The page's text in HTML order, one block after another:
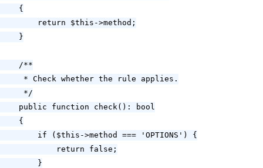
    {
        return $this->method;
    }
    /**
     * Check whether the rule applies.
     */
    public function check(): bool
    {
        if ($this->method === 'OPTIONS') {
            return false;
        }